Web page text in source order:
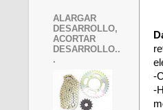
-
-
ALARGAR
DESARROLLO,
ACORTAR
DESARROLLO..
.